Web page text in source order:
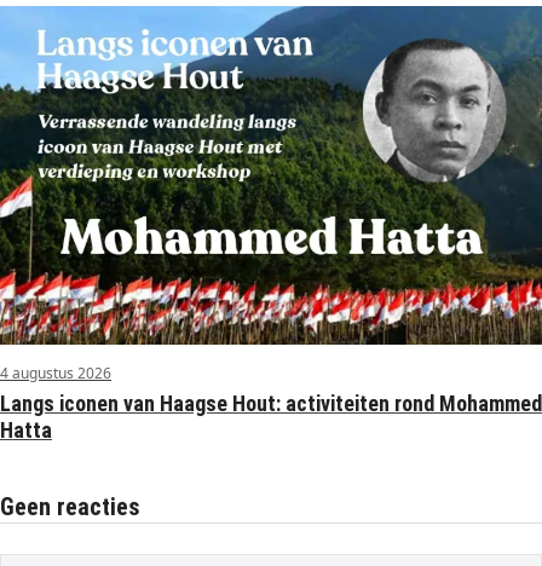
4 augustus 2026
Langs iconen van Haagse Hout: activiteiten rond Mohammed
Hatta
Geen reacties